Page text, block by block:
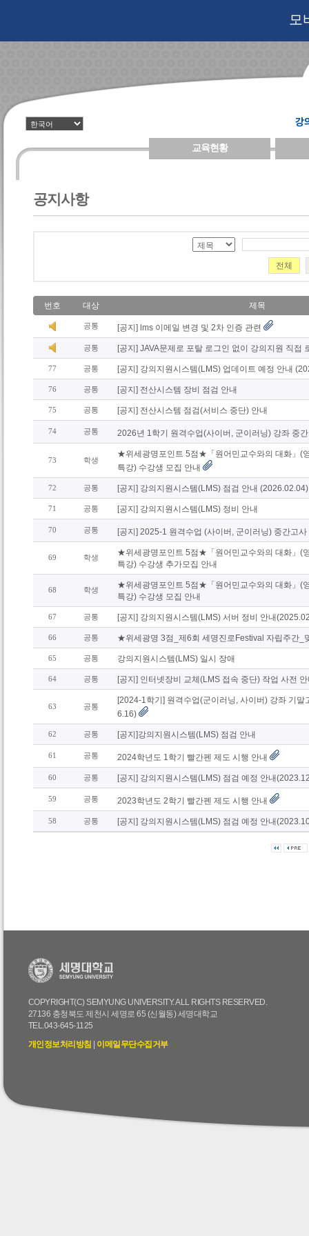
모
교육현황
공지사항
전체
번호 대상 제목
공통 [공지] lms 이메일 변경 및 2차 인증 관련
공통 [공지] JAVA문제로 포탈 로그인 없이 강의지원 직접
77 공통 [공지] 강의지원시스템(LMS) 업데이트 예정 안내
76 공통 [공지] 전산시스템 장비 점검 안내
75 공통 [공지] 전산시스템 점검(서비스 중단) 안내
74 공통 2026년 1학기 원격수업(사이버, 군이러닝) 강좌 중
73 학생
★위세광명포인트 5점★「원어민교수와의 대화」(
특강) 수강생 모집 안내
72 공통 [공지] 강의지원시스템(LMS) 점검 안내 (2026.02.04)
71 공통 [공지] 강의지원시스템(LMS) 정비 안내
70 공통 [공지] 2025-1 원격수업 (사이버, 군이러닝) 중간고사
69 학생
★위세광명포인트 5점★「원어민교수와의 대화」(
특강) 수강생 추가모집 안내
68 학생
★위세광명포인트 5점★「원어민교수와의 대화」(
특강) 수강생 모집 안내
67 공통 [공지] 강의지원시스템(LMS) 서버 정비 안내
66 공통 ★위세광명 3점_제6회 세명진로Festival 자립주간_
65 공통 강의지원시스템(LMS) 일시 장애
64 공통 [공지] 인터넷장비 교체(LMS 접속 중단) 작업 사전
63 공통
[2024-1학기] 원격수업(군이러닝, 사이버) 강좌 기말
6.16)
62 공통 [공지]강의지원시스템(LMS) 점검 안내
61 공통 2024학년도 1학기 빨간펜 제도 시행 안내
60 공통 [공지] 강의지원시스템(LMS) 점검 예정 안내
59 공통 2023학년도 2학기 빨간펜 제도 시행 안내
58 공통 [공지] 강의지원시스템(LMS) 점검 예정 안내
COPYRIGHT(C) SEMYUNG UNIVERSITY. ALL RIGHTS RESERVED.
27136 충청북도 제천시 세명로 65 (신월동) 세명대학교
TEL.043-645-1125
개인정보처리방침
이메일무단수집거부